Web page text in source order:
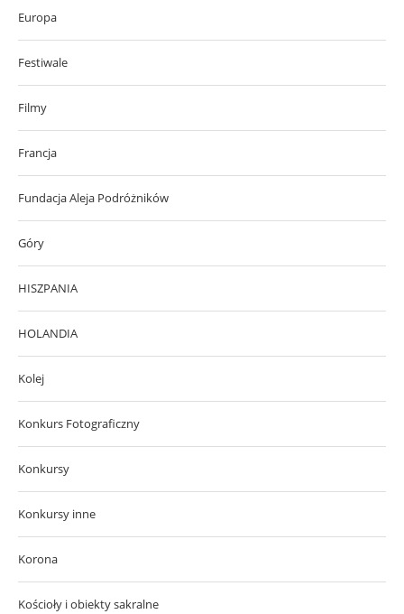
Europa
Festiwale
Filmy
Francja
Fundacja Aleja Podróżników
Góry
HISZPANIA
HOLANDIA
Kolej
Konkurs Fotograficzny
Konkursy
Konkursy inne
Korona
Kościoły i obiekty sakralne